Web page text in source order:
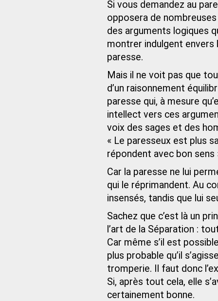
Si vous demandez au
opposera de
des arguments logiques
montrer indulgent envers
paresse.
Mais il ne voit pas que
d’un raisonnement
paresse qui, à mesure
intellect vers ces
voix des sages et des
« Le paresseux est plus
répondent avec bon sens
Car la paresse ne lui
qui le réprimandent. Au
insensés, tandis que lui
Sachez que c’est là un
l’art de la Séparation :
Car même s’il est
plus probable qu’il
tromperie. Il faut donc
Si, après tout cela, elle
certainement bonne.